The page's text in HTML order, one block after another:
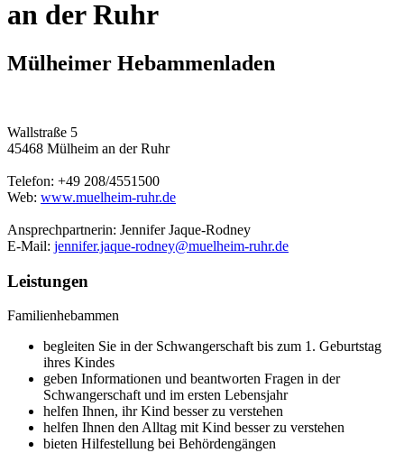
an der Ruhr
Mülheimer Hebammenladen
Wallstraße 5
45468 Mülheim an der Ruhr
Telefon: +49 208/4551500
Web: www.muelheim-ruhr.de
Ansprechpartnerin: Jennifer Jaque-Rodney
E-Mail: jennifer.jaque-rodney@muelheim-ruhr.de
Leistungen
Familienhebammen
begleiten Sie in der Schwangerschaft bis zum 1. Geburtstag
ihres Kindes
geben Informationen und beantworten Fragen in der
Schwangerschaft und im ersten Lebensjahr
helfen Ihnen, ihr Kind besser zu verstehen
helfen Ihnen den Alltag mit Kind besser zu verstehen
bieten Hilfestellung bei Behördengängen